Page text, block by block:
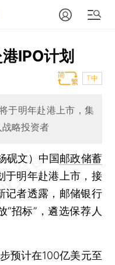
IPO计划
T中
于明年赴港上市，集
略投资者
砚文） 中国邮政储蓄
于明年赴港上市，接
记者透露，邮储银行
“招标”，遴选保荐人
预计在100亿美元至